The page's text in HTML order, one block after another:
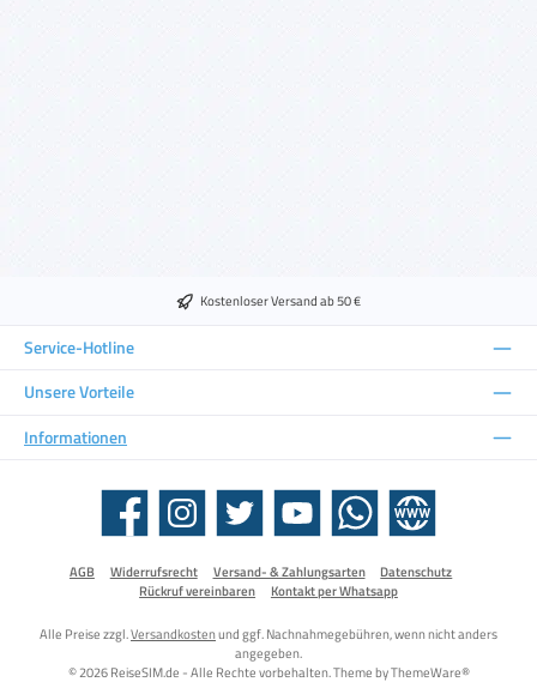
Kostenloser Versand ab 50 €
Service-Hotline
Unsere Vorteile
Informationen
Facebook Instagram Twitter YouTube WhatsApp Website
AGB Widerrufsrecht Versand- & Zahlungsarten
Datenschutz
Rückruf vereinbaren
Kontakt per Whatsapp
Alle Preise zzgl.Versandkostenund ggf. Nachnahmegebühren, wenn nicht anders
angegeben.
© 2026 ReiseSIM.de - Alle Rechte vorbehalten. Theme byThemeWare®